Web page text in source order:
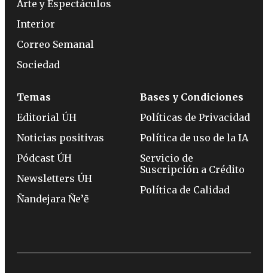
Arte y Espectáculos
Interior
Correo Semanal
Sociedad
Temas
Editorial ÚH
Noticias positivas
Pódcast ÚH
Newsletters ÚH
Ñandejara Ñe’ẽ
Bases y Condiciones
Políticas de Privacidad
Política de uso de la IA
Servicio de
Suscripción a Crédito
Política de Calidad